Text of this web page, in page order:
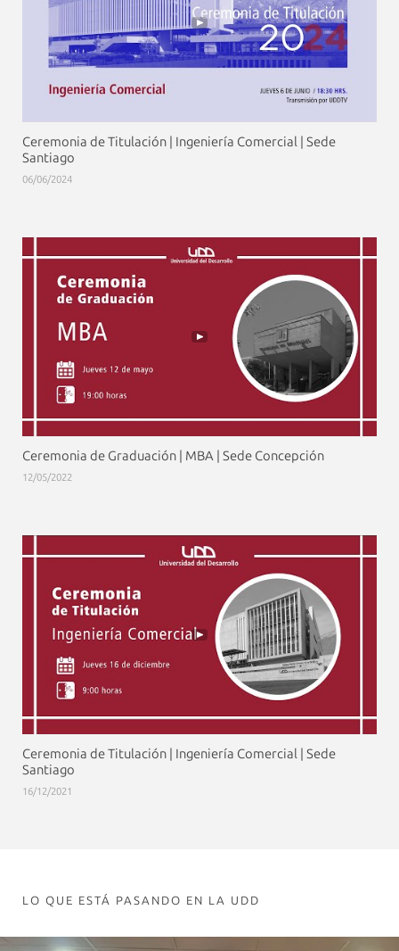
Ceremonia de Titulación | Ingeniería Comercial | Sede
Santiago
06/06/2024
Ceremonia de Graduación | MBA | Sede Concepción
12/05/2022
Ceremonia de Titulación | Ingeniería Comercial | Sede
Santiago
16/12/2021
LO QUE ESTÁ PASANDO EN LA UDD